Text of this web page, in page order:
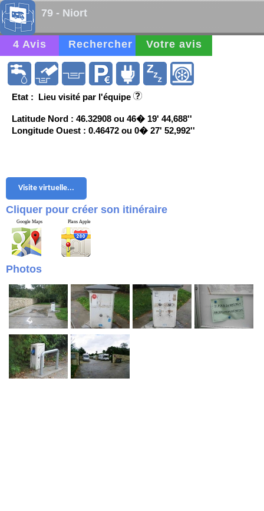
79 - Niort
4 Avis Rechercher Votre avis
Etat : Lieu visité par l'équipe
Latitude Nord : 46.32908 ou 46� 19' 44,688''
Longitude Ouest : 0.46472 ou 0� 27' 52,992''
Visite virtuelle...
Cliquer pour créer son itinéraire
Google Maps Plans Apple
Photos